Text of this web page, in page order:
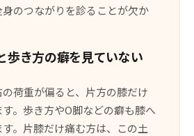
のつながりを診ることが欠か
き方の癖を見ていない
荷重が偏ると、片方の膝だけ
。歩き方やO脚などの癖も膝へ
。片膝だけ痛む方は、この土